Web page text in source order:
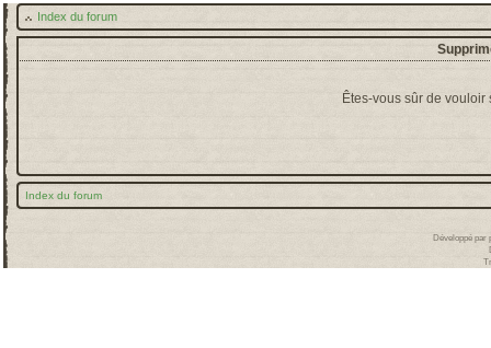
Index du forum
Êtes-vous sûr de
Index du forum
Développé par